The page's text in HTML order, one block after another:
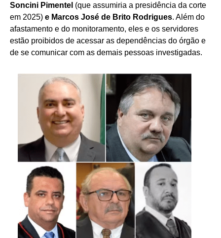
Soncini Pimentel (que assumiria a presidência da corte
em 2025) e Marcos José de Brito Rodrigues. Além do
afastamento e do monitoramento, eles e os servidores
estão proibidos de acessar as dependências do órgão e
de se comunicar com as demais pessoas investigadas.